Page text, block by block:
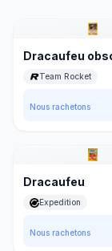
Dracaufeu
Team Rocket
Nous rachetons
Dracaufeu
Expedition
Nous rachetons